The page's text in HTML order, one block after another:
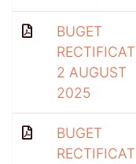
BUGET
RECTIFICAT
2 AUGUST
2025
BUGET
RECTIFICAT